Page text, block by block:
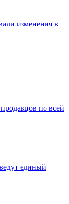
изменения в
по всей
единый